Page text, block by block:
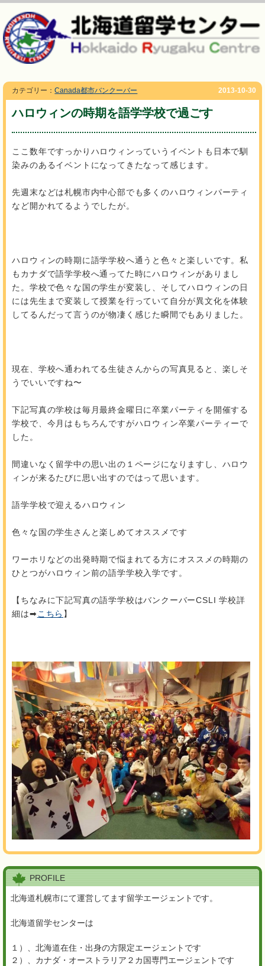
カテゴリー：Canada都市バンクーバー 2013-10-30
ハロウィンの時期を語学学校で過ごす
ここ数年ですっかりハロウィンっていうイベントも日本で馴
染みのあるイベントになってきたなって感じます。
先週末などは札幌市内中心部でも多くのハロウィンパーティ
など開かれてるようでしたが。
ハロウィンの時期に語学学校へ通うと色々と楽しいです。私
もカナダで語学学校へ通ってた時にハロウィンがありまし
た。学校で色々な国の学生が変装し、そしてハロウィンの日
には先生まで変装して授業を行っていて自分が異文化を体験
してるんだって言うのが物凄く感じた瞬間でもありました。
現在、学校へ通われてる生徒さんからの写真見ると、楽しそ
うでいいですね〜
下記写真の学校は毎月最終金曜日に卒業パーティを開催する
学校で、今月はもちろんですがハロウィン卒業パーティーで
した。
間違いなく留学中の思い出の１ページになりますし、ハロウ
ィンが来るたびに思い出すのではって思います。
語学学校で迎えるハロウィン
色々な国の学生さんと楽しめてオススメです
ワーホリなどの出発時期で悩まれてる方にオススメの時期の
ひとつがハロウィン前の語学学校入学です。
【ちなみに下記写真の語学学校はバンクーバーCSLI 学校詳
細は➡こちら 】
PROFILE
北海道札幌市にて運営してます留学エージェントです。
北海道留学センターは
１）、北海道在住・出身の方限定エージェントです
２）、カナダ・オーストラリア２カ国専門エージェントです